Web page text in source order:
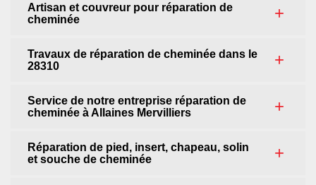
Artisan et couvreur pour réparation de
cheminée
Travaux de réparation de cheminée dans le
28310
Service de notre entreprise réparation de
cheminée à Allaines Mervilliers
Réparation de pied, insert, chapeau, solin
et souche de cheminée